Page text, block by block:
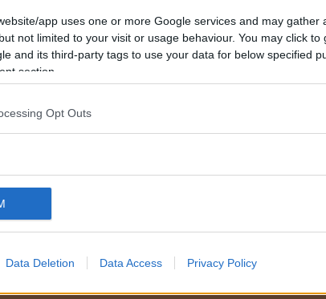
app uses one or more Google services and may gather
not limited to your visit or usage behaviour. You may click to
and its third-party tags to use your data for below specified
section.
Opt Outs
Data Deletion Data Access Privacy Policy